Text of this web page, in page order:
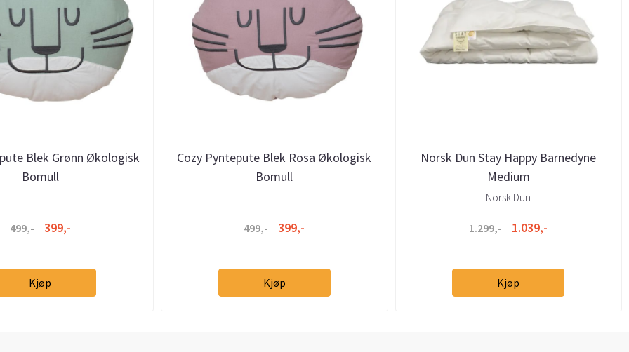
Blek Grønn Økologisk
Bomull
499,- 399,-
Kjøp
Cozy Pyntepute Blek Rosa Økologisk
Bomull
499,- 399,-
Kjøp
Norsk Dun Stay Happy Barnedyne
Medium
Norsk Dun
1.299,- 1.039,-
Kjøp